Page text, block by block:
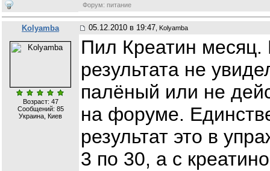
Форум: питание
Kolyamba 05.12.2010 в 19:47 , Kolyamba
Возраст: 47
Сообщений: 85
Украина, Киев
Пил Креатин месяц.
результата не
палёный или не
на форуме.
результат это в
3 по 30, а с